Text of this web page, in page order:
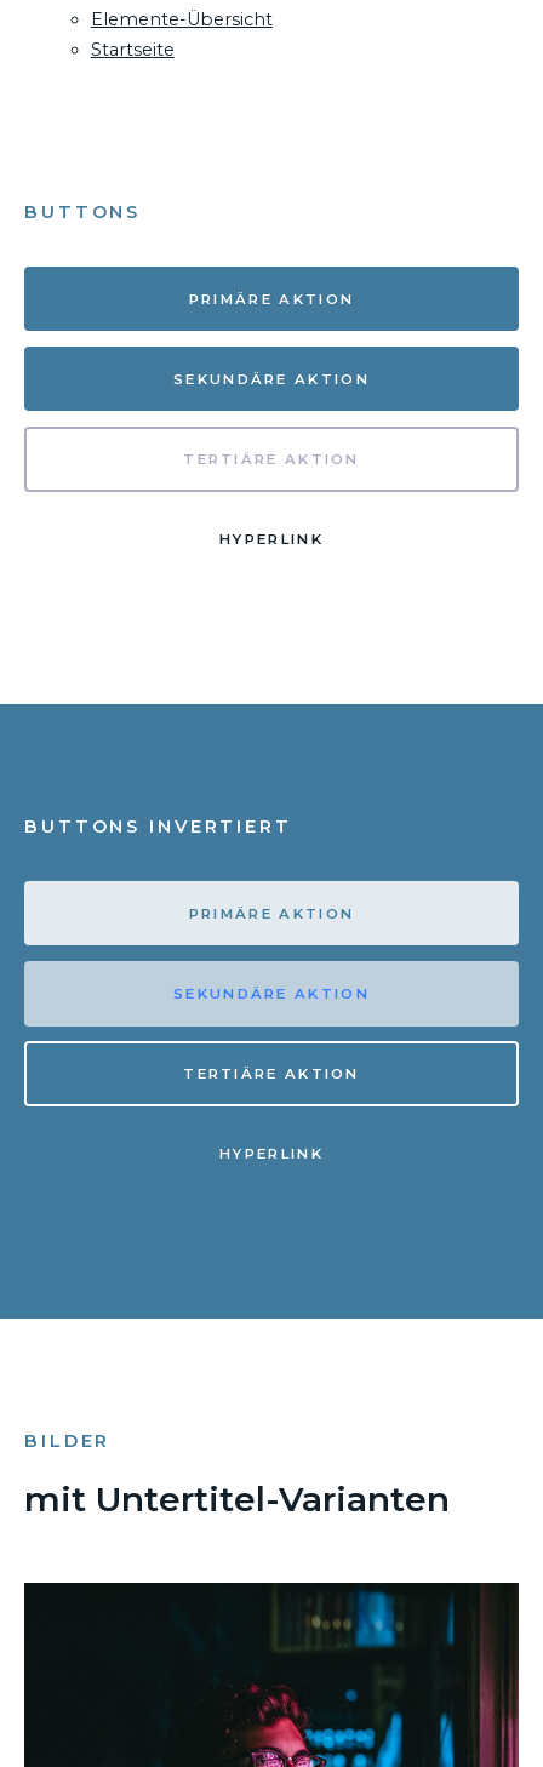
Elemente-Übersicht
Startseite
BUTTONS
PRIMÄRE AKTION
SEKUNDÄRE AKTION
TERTIÄRE AKTION
HYPERLINK
BUTTONS INVERTIERT
PRIMÄRE AKTION
SEKUNDÄRE AKTION
TERTIÄRE AKTION
HYPERLINK
BILDER
mit Untertitel-Varianten